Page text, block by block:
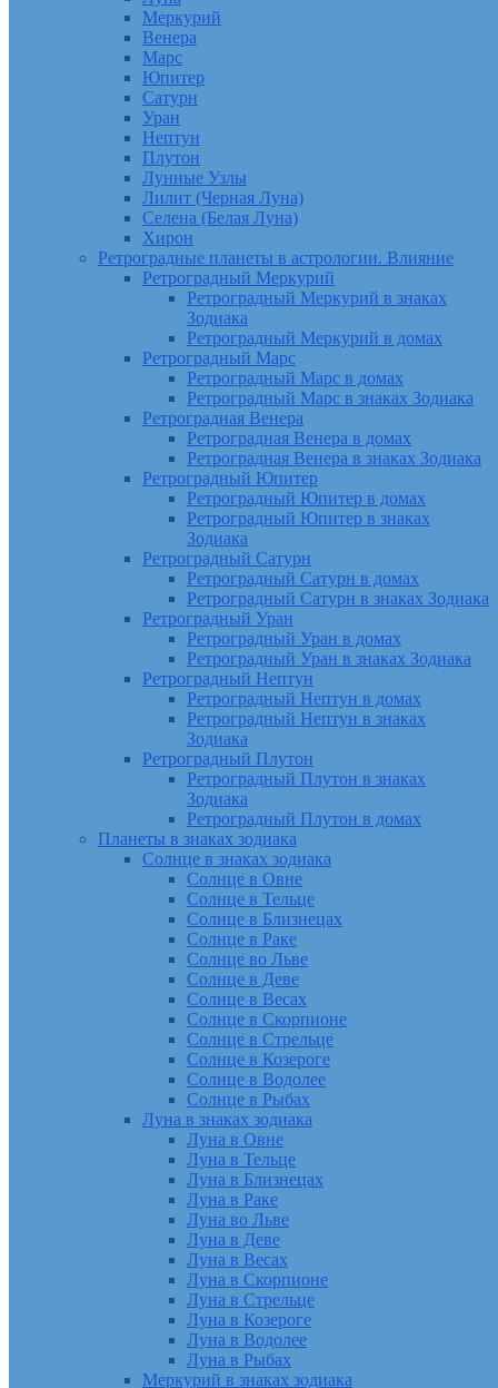
Меркурий
Венера
Марс
Юпитер
Сатурн
Уран
Нептун
Плутон
Лунные Узлы
Лилит (Черная Луна)
Селена (Белая Луна)
Хирон
Ретроградные планеты в астрологии. Влияние
Ретроградный Меркурий
Ретроградный Меркурий в знаках
Зодиака
Ретроградный Меркурий в домах
Ретроградный Марс
Ретроградный Марс в домах
Ретроградный Марс в знаках Зодиака
Ретроградная Венера
Ретроградная Венера в домах
Ретроградная Венера в знаках Зодиака
Ретроградный Юпитер
Ретроградный Юпитер в домах
Ретроградный Юпитер в знаках
Зодиака
Ретроградный Сатурн
Ретроградный Сатурн в домах
Ретроградный Сатурн в знаках Зодиака
Ретроградный Уран
Ретроградный Уран в домах
Ретроградный Уран в знаках Зодиака
Ретроградный Нептун
Ретроградный Нептун в домах
Ретроградный Нептун в знаках
Зодиака
Ретроградный Плутон
Ретроградный Плутон в знаках
Зодиака
Ретроградный Плутон в домах
Планеты в знаках зодиака
Солнце в знаках зодиака
Солнце в Овне
Солнце в Тельце
Солнце в Близнецах
Солнце в Раке
Солнце во Льве
Солнце в Деве
Солнце в Весах
Солнце в Скорпионе
Солнце в Стрельце
Солнце в Козероге
Солнце в Водолее
Солнце в Рыбах
Луна в знаках зодиака
Луна в Овне
Луна в Тельце
Луна в Близнецах
Луна в Раке
Луна во Льве
Луна в Деве
Луна в Весах
Луна в Скорпионе
Луна в Стрельце
Луна в Козероге
Луна в Водолее
Луна в Рыбах
Меркурий в знаках зодиака